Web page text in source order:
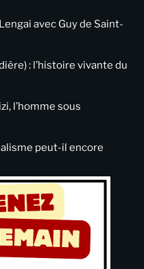
avec Guy de Saint-
: l’histoire vivante du
l’homme sous
peut-il encore